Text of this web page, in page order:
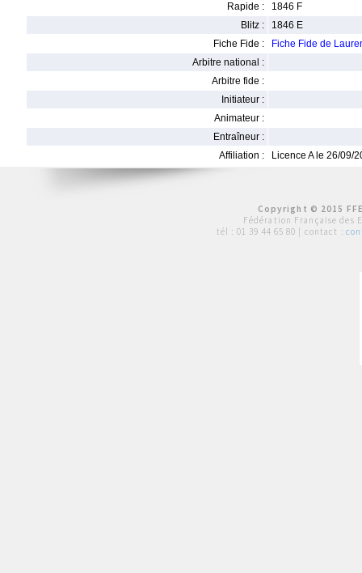
Rapide :
1846 F
Blitz :
1846 E
Fiche Fide :
Fiche Fide de
Arbitre national :
Arbitre fide :
Initiateur :
Animateur :
Entraîneur :
Affiliation :
Licence A le 26/09/
Copyright © 2015
Fédération Française des
tél : 01 39 44 65 80 | contact :